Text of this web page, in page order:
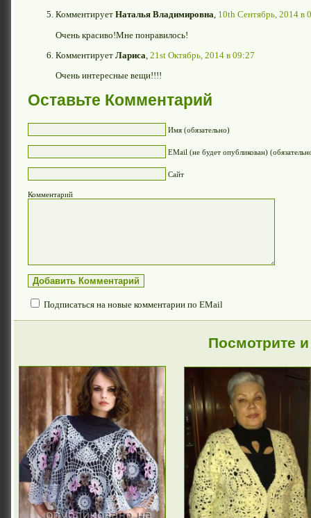
Комментирует Наталья Владимировна, 10th Сентябрь, 2014 в
Очень красиво!Мне понравилось!
Комментирует Лариса 21st Октябрь, 2014 в 09:27
Очень интересные вещи!!!!
Оставьте Комментарий
Имя (обязательно)
EMail (не будет опубликован)
Сайт
Комментарий
Подписаться на новые комментарии по EMail
Посмотрите